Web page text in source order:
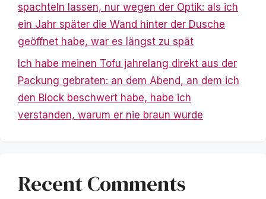
spachteln lassen, nur wegen der Optik: als ich
ein Jahr später die Wand hinter der Dusche
geöffnet habe, war es längst zu spät
Ich habe meinen Tofu jahrelang direkt aus der
Packung gebraten: an dem Abend, an dem ich
den Block beschwert habe, habe ich
verstanden, warum er nie braun wurde
Recent Comments